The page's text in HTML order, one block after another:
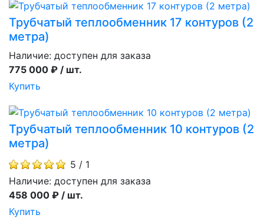
Трубчатый теплообменник 17 контуров (2
метра)
Наличие: доступен для заказа
775 000 ₽ / шт.
Купить
Трубчатый теплообменник 10 контуров (2
метра)
5 / 1
Наличие: доступен для заказа
458 000 ₽ / шт.
Купить